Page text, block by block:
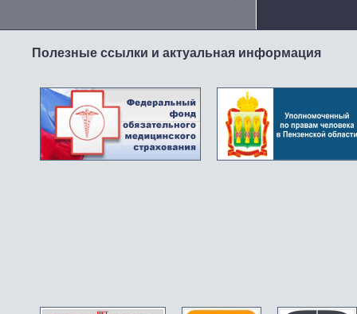
Полезные ссылки и актуальная информация